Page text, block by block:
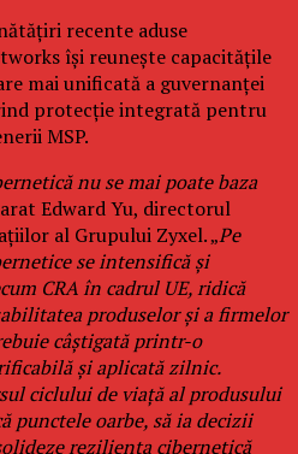
recente aduse
își reunește capacitățile
mai unificată a guvernanței
protecție integrată pentru
MSP.
nu se mai poate baza
Edward Yu, directorul
al Grupului Zyxel. „Pe
se intensifică și
CRA în cadrul UE, ridică
produselor și a firmelor
câștigată printr-o
și aplicată zilnic.
ciclului de viață al produsului
punctele oarbe, să ia decizii
reziliența cibernetică